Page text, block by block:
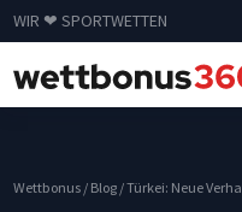
WIR ❤ SPORTWETTEN
Wettbonus/ Blog/Türkei: Neue